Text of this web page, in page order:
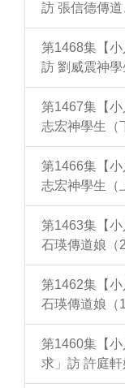
訪 張信德傳
第1468集【小
訪 劉威震神學
第1467集【
志宏神學生（
第1466集【
志宏神學生（
第1463集【
石瑛傳道娘（2
第1462集【
石瑛傳道娘（1
第1460集【
求」訪 許庭軒